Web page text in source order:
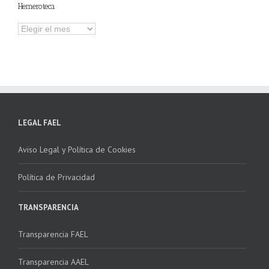
Hemeroteca
Hemeroteca
LEGAL FAEL
Aviso Legal y Política de Cookies
Política de Privacidad
TRANSPARENCIA
Transparencia FAEL
Transparencia AAEL